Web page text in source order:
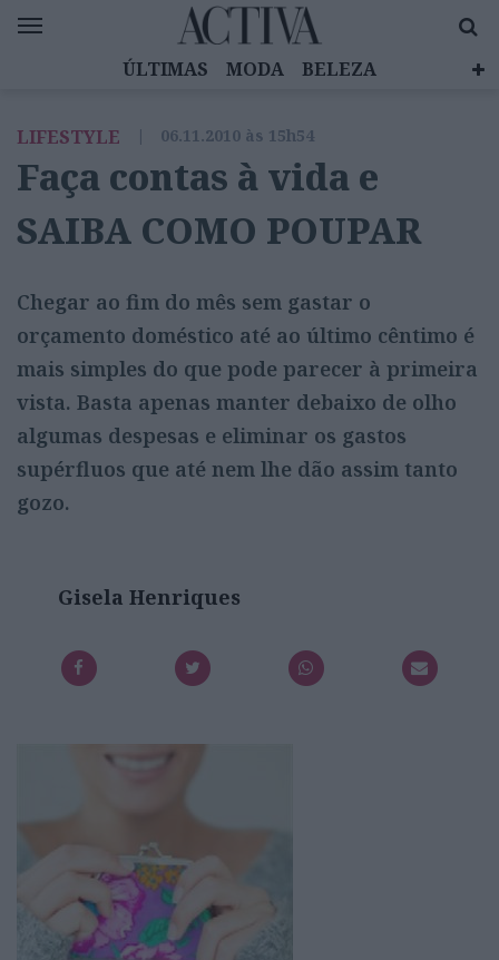
ÚLTIMAS MODA
BELEZA
EMOÇÕES
MULHERES INSPIRADORAS
DIZ QUEM SABE
ACTIVA BRAND STUDIO
LIFESTYLE | 06.11.2010 às 15h54
Faça contas à vida e
SAIBA COMO POUPAR
Chegar ao fim do mês sem gastar o
orçamento doméstico até ao último cêntimo é
mais simples do que pode parecer à primeira
vista. Basta apenas manter debaixo de olho
algumas despesas e eliminar os gastos
supérfluos que até nem lhe dão assim tanto
gozo.
Gisela Henriques